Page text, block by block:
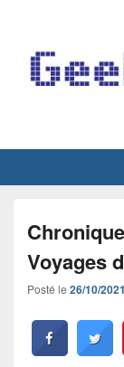
Voyages
Posté le 26/10/2021